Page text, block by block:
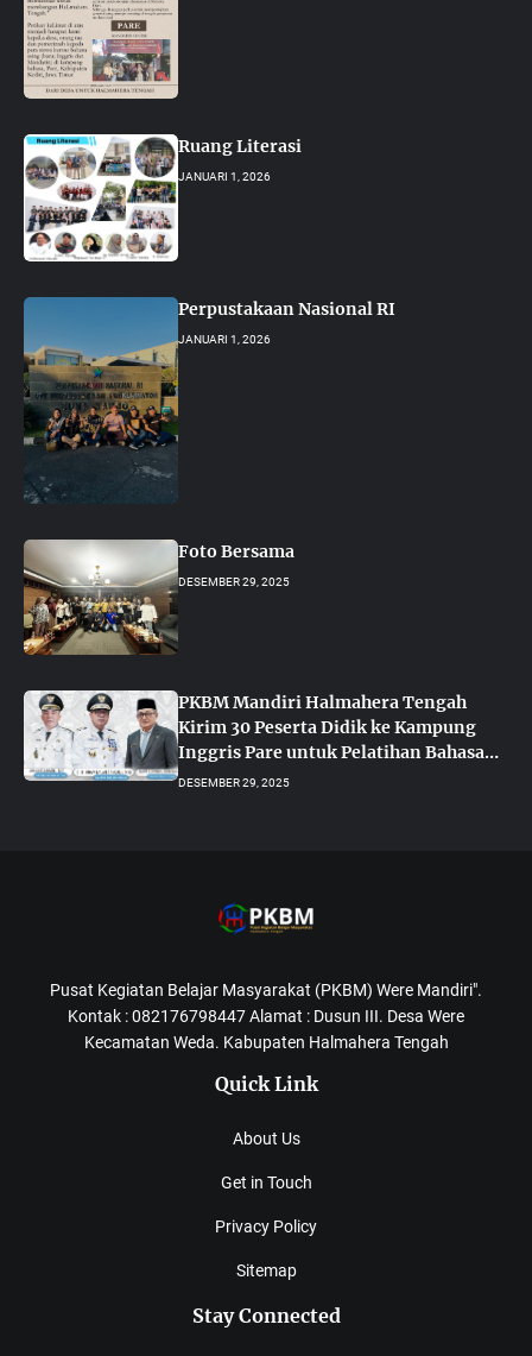
Ruang Literasi
JANUARI 1, 2026
Perpustakaan Nasional RI
JANUARI 1, 2026
Foto Bersama
DESEMBER 29, 2025
PKBM Mandiri Halmahera Tengah
Kirim 30 Peserta Didik ke Kampung
Inggris Pare untuk Pelatihan Bahasa
Asing
DESEMBER 29, 2025
Pusat Kegiatan Belajar Masyarakat (PKBM) Were Mandiri".
Kontak : 082176798447 Alamat : Dusun III. Desa Were
Kecamatan Weda. Kabupaten Halmahera Tengah
Quick Link
About Us
Get in Touch
Privacy Policy
Sitemap
Stay Connected